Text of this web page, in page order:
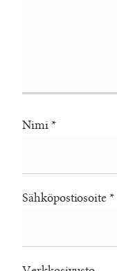
Nimi *
Sähköpostiosoite *